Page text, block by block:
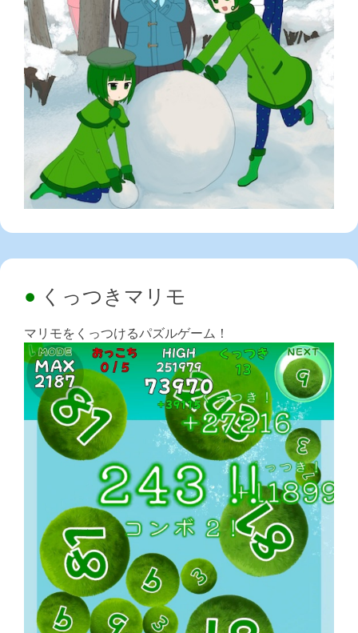
くっつきマリモ
マリモをくっつけるパズルゲーム！